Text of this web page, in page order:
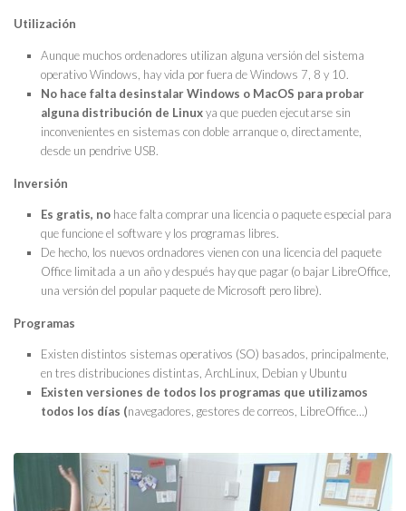
Utilización
Aunque muchos ordenadores utilizan alguna versión del sistema
operativo Windows, hay vida por fuera de Windows 7, 8 y 10.
No hace falta desinstalar Windows o MacOS para probar
alguna distribución de Linuxya que pueden ejecutarse sin
inconvenientes en sistemas con doble arranque o, directamente,
desde un pendrive USB.
Inversión
Es gratis, no hace falta comprar una licencia o paquete especial para
que funcione el software y los programas libres.
De hecho, los nuevos ordnadores vienen con una licencia del paquete
Office limitada a un año y después hay que pagar (o bajar LibreOffice,
una versión del popular paquete de Microsoft pero libre).
Programas
Existen distintos sistemas operativos (SO) basados, principalmente,
en tres distribuciones distintas, ArchLinux, Debian y Ubuntu
Existen versiones de todos los programas que utilizamos
todos los días (navegadores, gestores de correos, LibreOffice…)